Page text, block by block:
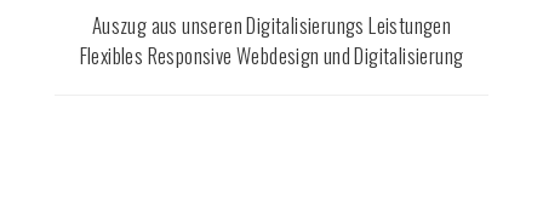
Auszug aus unseren Digitalisierungs Leistungen
Flexibles Responsive Webdesign und Digitalisierung